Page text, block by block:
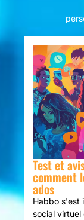
Test et
comment
ados
Habbo s'est
social virtuel